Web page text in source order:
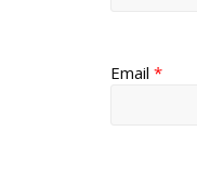
Email *